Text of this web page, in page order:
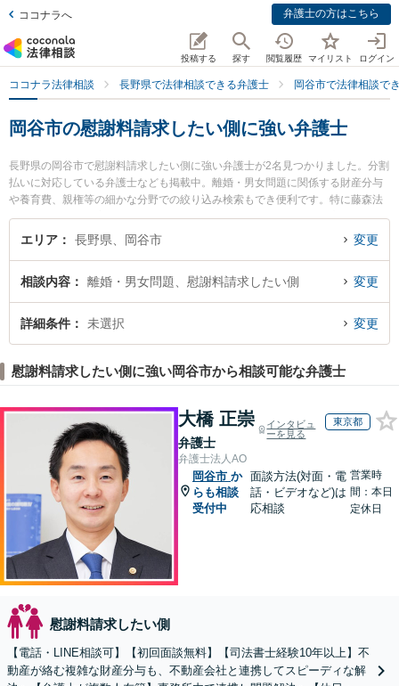
ココナラへ 弁護士の方はこちら
投稿する 探す 閲覧履歴 マイリスト ログイン
ココナラ法律相談 長野県で法律相談できる弁護士 岡谷市で法律相談で
岡谷市の慰謝料請求したい側に強い弁護士
長野県の岡谷市で慰謝料請求したい側に強い弁護士が2名見つかりました。分割
払いに対応している弁護士なども掲載中。離婚・男女問題に関係する財産分与
や養育費、親権等の細かな分野での絞り込み検索もでき便利です。特に藤森法
律事務所の藤森 郁美弁護士や藤森法律事務所の藤森 頼継弁護士のプロフィール
情報や弁護士費用、強みなどが注目されています。『岡谷市で土日や夜間に発
回相談無料で慰謝料請求したい側を法律相談できる岡谷市内の弁護士に相談予
約したい』などでお困りの相談者さんにおすすめです。
エリア 長野県、岡谷市 変更
相談内容 離婚・男女問題、慰謝料請求したい側 変更
詳細条件 未選択 変更
慰謝料請求したい側に強い岡谷市から相談可能な弁護士
大橋 正崇
弁護士
インタビュ
ーを見る
東京都
弁護士法人AO
岡谷市 か
らも相談
受付中
面談方法(対面・電
話・ビデオなど)は
応相談
営業時
間：本日
定休日
慰謝料請求したい側
【電話・LINE相談可】【初回面談無料】【司法書士経験10年以上】不
動産が絡む複雑な財産分与も、不動産会社と連携してスピーディな解